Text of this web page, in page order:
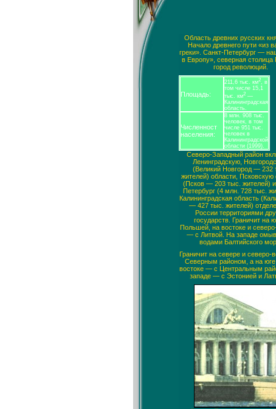
Область древних русских
Начало древнего пути «из
греки». Санкт-Петербург —
в Европу», северная столица
город революций.
Площадь:
211,6 тыс. км2, в
том числе 15,1
тыс. км2 —
Калининградская
область.
Численност
населения:
8 млн. 908 тыс.
человек, в том
числе 951 тыс.
человек в
Калининградской
области (1999).
Северо-Западный район
Ленинградскую,
(Великий Новгород — 232
жителей) области, Псковскую
(Псков — 203 тыс. жителей)
Петербург (4 млн. 728 тыс.
Калининградская область
— 427 тыс. жителей)
России территориями
государств. Граничит на
Польшей, на востоке и
— с Литвой. На западе
водами Балтийского
Граничит на севере и северо-
Северным районом, а на
востоке — с Центральным
западе — с Эстонией и